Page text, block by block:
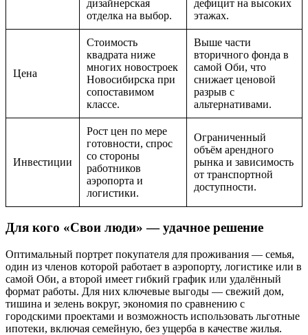
дизайнерская
отделка на выбор.
дефицит на высоких
этажах.
Цена
Стоимость
квадрата ниже
многих новостроек
Новосибирска при
сопоставимом
классе.
Выше части
вторичного фонда в
самой Оби, что
снижает ценовой
разрыв с
альтернативами.
Инвестиции
Рост цен по мере
готовности, спрос
со стороны
работников
аэропорта и
логистики.
Ограниченный
объём арендного
рынка и зависимость
от транспортной
доступности.
Для кого «Свои люди» — удачное решение
Оптимальный портрет покупателя для проживания — семья,
один из членов которой работает в аэропорту, логистике или в
самой Оби, а второй имеет гибкий график или удалённый
формат работы. Для них ключевые выгоды — свежий дом,
тишина и зелень вокруг, экономия по сравнению с
городскими проектами и возможность использовать льготные
ипотеки, включая семейную, без ущерба в качестве жилья.